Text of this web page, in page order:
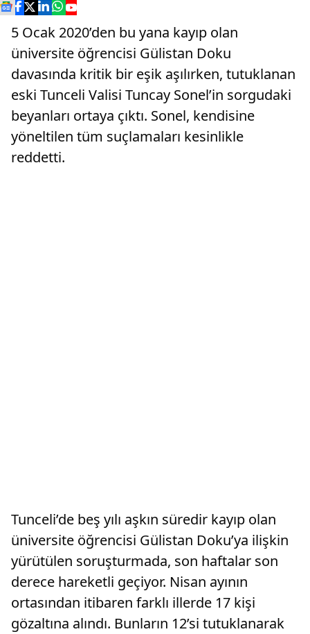
5 Ocak 2020’den bu yana kayıp olan
üniversite öğrencisi Gülistan Doku
davasında kritik bir eşik aşılırken, tutuklanan
eski Tunceli Valisi Tuncay Sonel’in sorgudaki
beyanları ortaya çıktı. Sonel, kendisine
yöneltilen tüm suçlamaları kesinlikle
reddetti.
Tunceli’de beş yılı aşkın süredir kayıp olan
üniversite öğrencisi Gülistan Doku’ya ilişkin
yürütülen soruşturmada, son haftalar son
derece hareketli geçiyor. Nisan ayının
ortasından itibaren farklı illerde 17 kişi
gözaltına alındı. Bunların 12’si tutuklanarak